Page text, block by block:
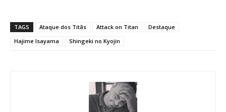
TAGS Ataque dos Titãs Attack on Titan
Destaque
Hajime Isayama
Shingeki no Kyojin